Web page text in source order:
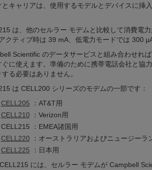
とキャリアは、使用するモデルとデバイスに挿
は、他のセルラー モデムと比較して消費電
クティブ時は 39 mA、低電力モードでは 300 µA
Scientific のデータサービスと組み合わせれ
ぐに使えます。準備のために携帯電話会社と協
する必要はありません。
は CELL200 シリーズのモデムの一部です：
CELL205
：AT&T用
CELL210
：Verizon用
CELL215
：EMEA諸国用
CELL220
：オーストラリアおよびニュージーラ
CELL225
：日本用
CELL215 には、セルラー モデムが Campbell